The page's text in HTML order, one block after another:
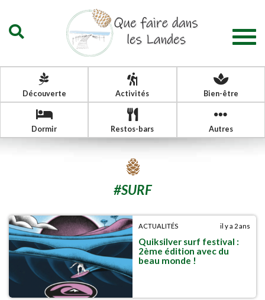
Découverte Activités Bien-être
Dormir Restos-bars Autres
#SURF
ACTUALITÉS il y a 2 ans
Quiksilver surf festival :
2ème édition avec du
beau monde !